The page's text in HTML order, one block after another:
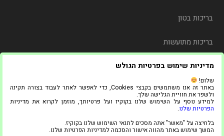
מדיניות שימוש בפרטיות הגולש
שלום!
באתר זה אנו משתמשים בקבצי Cookies, כדי לאפשר לאתר לעבוד בצורה תקינה
ולשפר את חוויית הגלישה שלך.
למידע נוסף על השימוש שלנו בקוקיז ועל פרטיותך, מוזמן לקרוא את מדיניות
הפרטיות שלנו.
בלחיצה על "מאשר" אתה מסכים לתנאי השימוש שלנו בקוקיז.
המשך שימוש באתר מהווה אישור והסכמה למדיניות הפרטיות שלנו.
בריכות בטון
בריכות מתועשות
משלוח
צור קשר